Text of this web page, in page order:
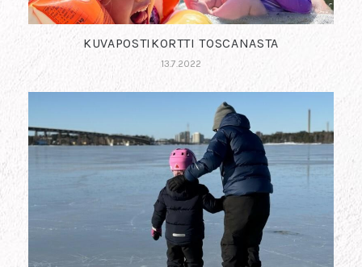
KUVAPOSTIKORTTI TOSCANASTA
13.7.2022